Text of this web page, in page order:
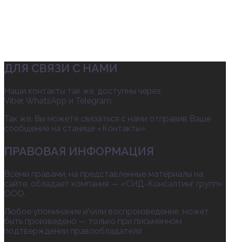
ДЛЯ СВЯЗИ С НАМИ
Наши контакты так же, доступны через:
Viber, WhatsApp и Telegram
Так же, Вы можете связаться с нами отправив Ваше
сообщение на станице «Контакты»
ПРАВОВАЯ ИНФОРМАЦИЯ
Всеми правами, на представленные материалы на
сайте, обладает компания — «СИД-Консалтинг групп»
ООО.
Любое упоминание и\или воспроизведение, может
быть произведено — только при письменном
подтверждении правообладателя